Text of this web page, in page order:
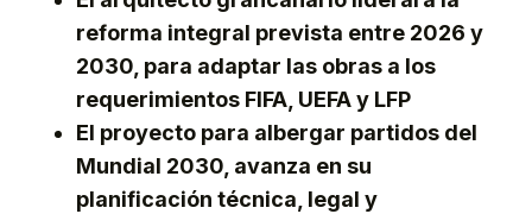
reforma integral prevista entre 2026 y
2030, para adaptar las obras a los
requerimientos FIFA, UEFA y LFP
El proyecto para albergar partidos del
Mundial 2030, avanza en su
planificación técnica, legal y